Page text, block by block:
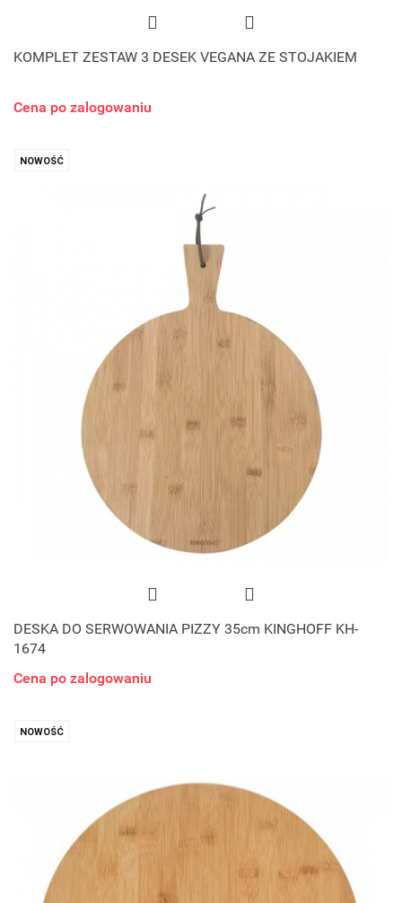
KOMPLET ZESTAW 3 DESEK VEGANA ZE STOJAKIEM
Cena po zalogowaniu
NOWOŚĆ
DESKA DO SERWOWANIA PIZZY 35cm KINGHOFF KH-
1674
Cena po zalogowaniu
NOWOŚĆ